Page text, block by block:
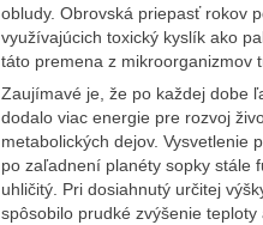
obludy. Obrovská priepasť rokov
využívajúcich toxický kyslík ako
táto premena z mikroorganizmov
Zaujímavé je, že po každej dobe
dodalo viac energie pre rozvoj
metabolických dejov. Vysvetlenie
po zaľadnení planéty sopky stále
uhličitý. Pri dosiahnutý určitej
spôsobilo prudké zvýšenie